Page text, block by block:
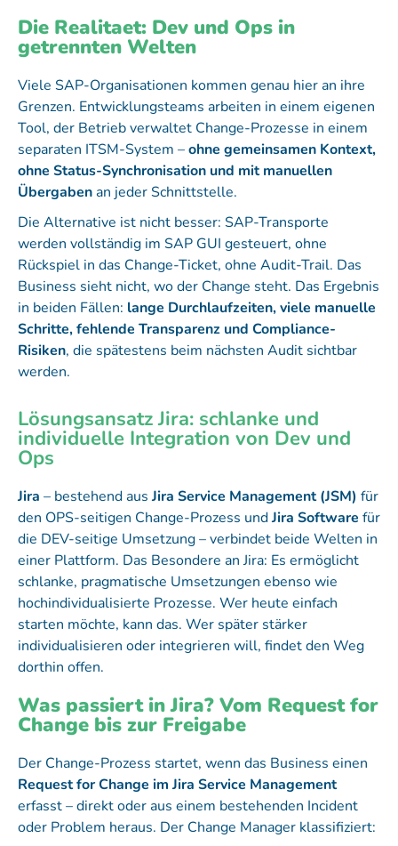
Die Realitaet: Dev und Ops in
getrennten Welten
Viele SAP-Organisationen kommen genau hier an ihre
Grenzen. Entwicklungsteams arbeiten in einem eigenen
Tool, der Betrieb verwaltet Change-Prozesse in einem
separaten ITSM-System –ohne gemeinsamen Kontext,
ohne Status-Synchronisation und mit manuellen
Übergabenan jeder Schnittstelle.
Die Alternative ist nicht besser: SAP-Transporte
werden vollständig im SAP GUI gesteuert, ohne
Rückspiel in das Change-Ticket, ohne Audit-Trail. Das
Business sieht nicht, wo der Change steht. Das Ergebnis
in beiden Fällen: lange Durchlaufzeiten, viele manuelle
Schritte, fehlende Transparenz und Compliance-
Risiken, die spätestens beim nächsten Audit sichtbar
werden.
Lösungsansatz Jira: schlanke und
individuelle Integration von Dev und
Ops
Jira – bestehend ausJira Service Management (JSM) für
den OPS-seitigen Change-Prozess undJira Software für
die DEV-seitige Umsetzung – verbindet beide Welten in
einer Plattform. Das Besondere an Jira: Es ermöglicht
schlanke, pragmatische Umsetzungen ebenso wie
hochindividualisierte Prozesse. Wer heute einfach
starten möchte, kann das. Wer später stärker
individualisieren oder integrieren will, findet den Weg
dorthin offen.
Was passiert in Jira? Vom Request for
Change bis zur Freigabe
Der Change-Prozess startet, wenn das Business einen
Request for Change im Jira Service Management
erfasst – direkt oder aus einem bestehenden Incident
oder Problem heraus. Der Change Manager klassifiziert: